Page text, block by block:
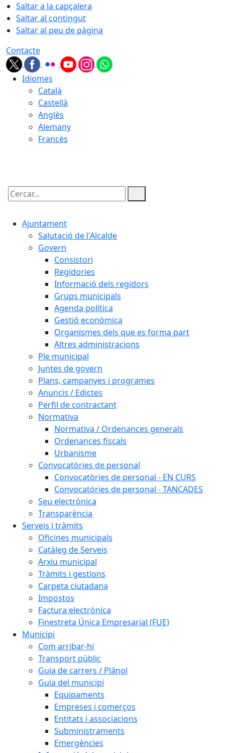
Saltar a la capçalera
Saltar al contingut
Saltar al peu de pàgina
Contacte
Idiomes
Català
Castellà
Anglès
Alemany
Francès
Cercar:
Ajuntament
Salutació de l'Alcalde
Govern
Consistori
Regidories
Informació dels regidors
Grups municipals
Agenda política
Gestió econòmica
Organismes dels que es forma part
Altres administracions
Ple municipal
Juntes de govern
Plans, campanyes i programes
Anuncis / Edictes
Perfil de contractant
Normativa
Normativa / Ordenances generals
Ordenances fiscals
Urbanisme
Convocatòries de personal
Convocatòries de personal - EN CURS
Convocatòries de personal - TANCADES
Seu electrònica
Transparència
Serveis i tràmits
Oficines municipals
Catàleg de Serveis
Arxiu municipal
Tràmits i gestions
Carpeta ciutadana
Impostos
Factura electrònica
Finestreta Única Empresarial (FUE)
Municipi
Com arribar-hi
Transport públic
Guia de carrers / Plànol
Guia del municipi
Equipaments
Empreses i comerços
Entitats i associacions
Subministraments
Emergències